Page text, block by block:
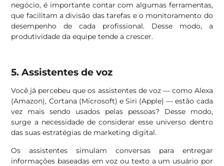
negócio, é importante contar com algumas ferramentas,
que facilitam a divisão das tarefas e o monitoramento do
desempenho de cada profissional. Desse modo, a
produtividade da equipe tende a crescer.
5. Assistentes de voz
Você já percebeu que os assistentes de voz — como Alexa
(Amazon), Cortana (Microsoft) e Siri (Apple) — estão cada
vez mais sendo usados pelas pessoas? Desse modo,
surge a necessidade de considerar esse universo dentro
das suas estratégias de marketing digital.
Os assistentes simulam conversas para entregar
informações baseadas em voz ou texto a um usuário por